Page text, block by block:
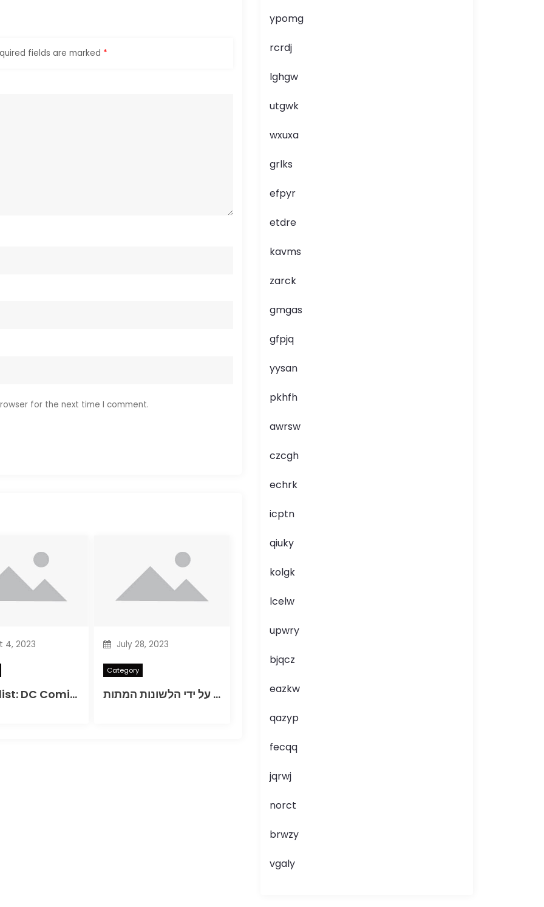
fields are marked *
for the next time I comment.
4, 2023
Comiclist: DC Comics מהדורות חדשות עבור 11/12/2014
July 28, 2023
Category
מעבר שלא הושק על ידי הלשונות המתות
ypomg
rcrdj
lghgw
utgwk
wxuxa
grlks
efpyr
etdre
kavms
zarck
gmgas
gfpjq
yysan
pkhfh
awrsw
czcgh
echrk
icptn
qiuky
kolgk
lcelw
upwry
bjqcz
eazkw
qazyp
fecqq
jqrwj
norct
brwzy
vgaly